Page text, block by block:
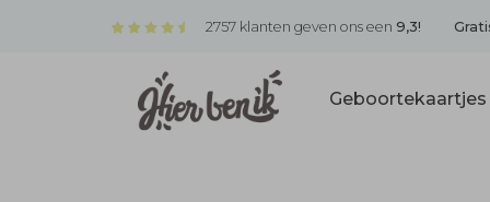
2757 klanten geven ons een 9,3!